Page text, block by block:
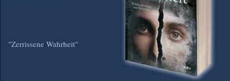
"Zerrissene Wahrheit"